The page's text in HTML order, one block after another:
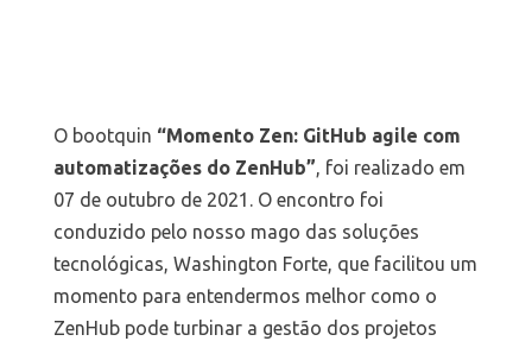
O bootquin “Momento Zen: GitHub agile com
automatizações do ZenHub”, foi realizado em
07 de outubro de 2021. O encontro foi
conduzido pelo nosso mago das soluções
tecnológicas, Washington Forte, que facilitou um
momento para entendermos melhor como o
ZenHub pode turbinar a gestão dos projetos